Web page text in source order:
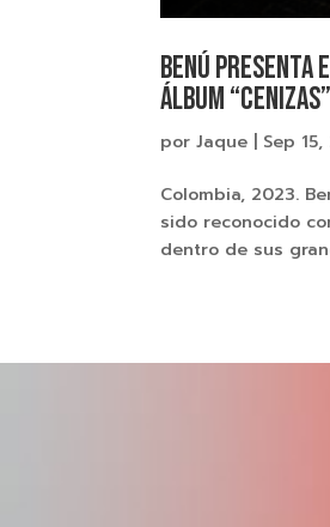
Benú presenta
álbum “Cenizas”
porJaque | Sep
Colombia, 2023.
sido reconocido
dentro de sus